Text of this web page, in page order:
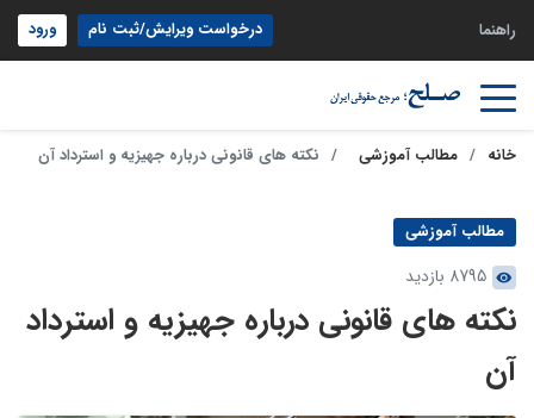
راهنما درخواست ویرایش/ثبت نام ورود
خانه مطالب آموزشی نکته های قانونی درباره جهیزیه و استرداد آن
مطالب آموزشی
8795 بازدید
نکته های قانونی درباره جهیزیه و استرداد
آن